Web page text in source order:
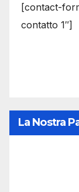
[contact-
contatto 1″]
La Nostra